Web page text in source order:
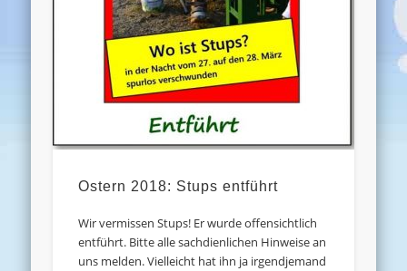
Ostern 2018: Stups entführt
Wir vermissen Stups! Er wurde offensichtlich
entführt. Bitte alle sachdienlichen Hinweise an
uns melden. Vielleicht hat ihn ja irgendjemand